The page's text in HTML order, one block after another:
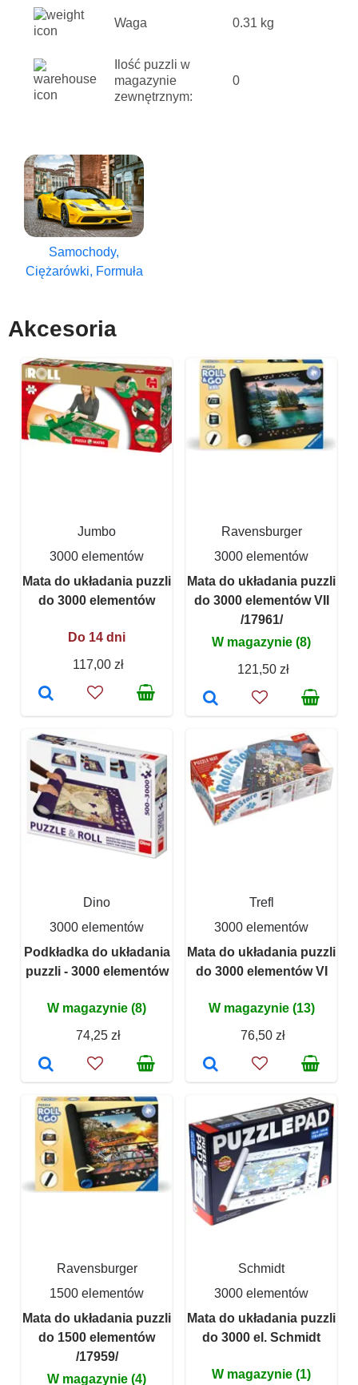
Waga 0.31 kg
Ilość puzzli w
magazynie
zewnętrznym:
0
Samochody,
Ciężarówki, Formuła
Akcesoria
Jumbo
3000 elementów
Mata do układania puzzli
do 3000 elementów
Do 14 dni
117,00 zł
Ravensburger
3000 elementów
Mata do układania puzzli
do 3000 elementów VII
/17961/
W magazynie (8)
121,50 zł
Dino
3000 elementów
Podkładka do układania
puzzli - 3000 elementów
W magazynie (8)
74,25 zł
Trefl
3000 elementów
Mata do układania puzzli
do 3000 elementów VI
W magazynie (13)
76,50 zł
Ravensburger
1500 elementów
Mata do układania puzzli
do 1500 elementów
/17959/
W magazynie (4)
Schmidt
3000 elementów
Mata do układania puzzli
do 3000 el. Schmidt
W magazynie (1)